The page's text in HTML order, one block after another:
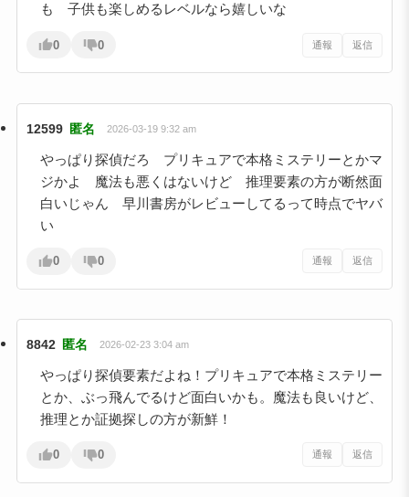
も 子供も楽しめるレベルなら嬉しいな
0 0 通報 返信
12599 匿名 2026-03-19 9:32 am
やっぱり探偵だろ プリキュアで本格ミステリーとかマ
ジかよ 魔法も悪くはないけど 推理要素の方が断然面
白いじゃん 早川書房がレビューしてるって時点でヤバ
い
0 0 通報 返信
8842 匿名 2026-02-23 3:04 am
やっぱり探偵要素だよね！プリキュアで本格ミステリー
とか、ぶっ飛んでるけど面白いかも。魔法も良いけど、
推理とか証拠探しの方が新鮮！
0 0 通報 返信